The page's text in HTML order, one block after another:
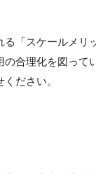
「スケールメ
合理化を図っ
ださい。